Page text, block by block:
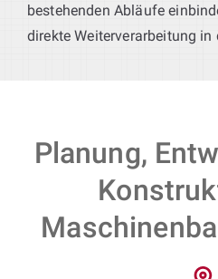
bestehenden Abläufe
direkte Weiterverarbeitung in
Planung,